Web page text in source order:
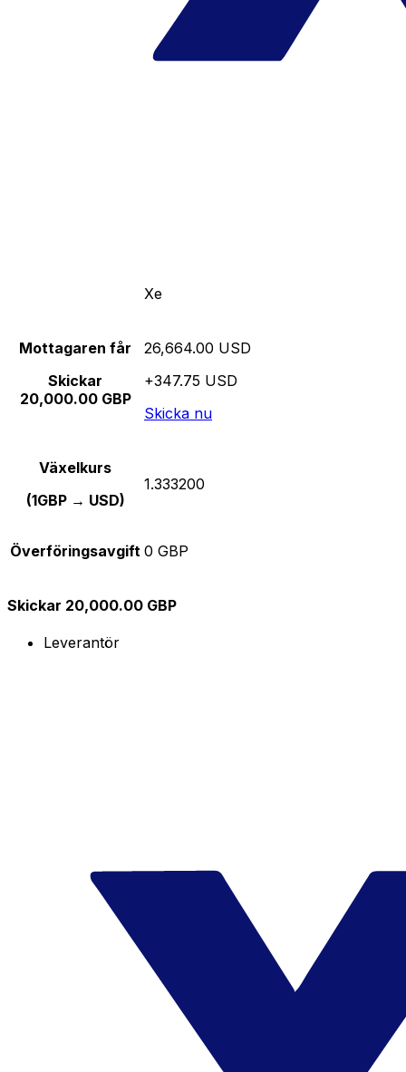
Xe
Mottagaren får
Skickar
20,000.00 GBP
26,664.00 USD
+347.75 USD
Skicka nu
Växelkurs
(1GBP → USD)
1.333200
Överföringsavgift 0 GBP
Skickar 20,000.00 GBP
Leverantör